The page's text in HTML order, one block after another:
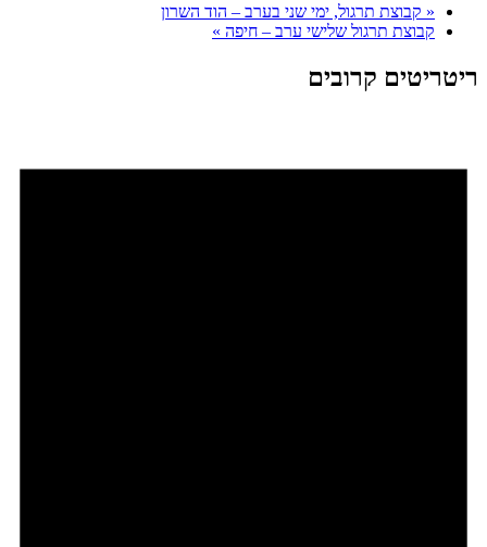
« קבוצת תרגול, ימי שני בערב – הוד השרון
קבוצת תרגול שלישי ערב – חיפה »
ריטריטים קרובים